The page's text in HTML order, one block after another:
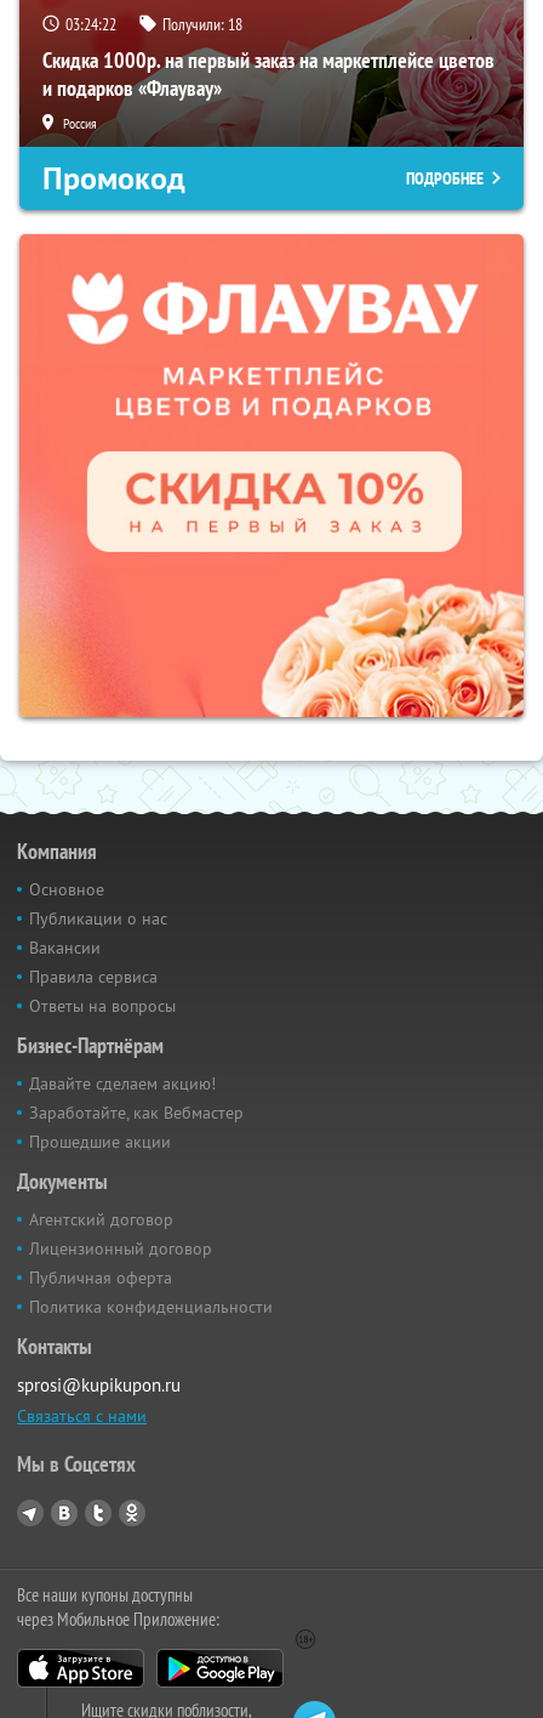
03:24:21 Получили: 18
Скидка 1000р. на первый заказ на маркетплейсе цветов
и подарков «Флаувау»
Россия
Промокод ПОДРОБНЕЕ
Компания
Основное
Публикации о нас
Вакансии
Правила сервиса
Ответы на вопросы
Бизнес-Партнёрам
Давайте сделаем акцию!
Заработайте, как Вебмастер
Прошедшие акции
Документы
Агентский договор
Лицензионный договор
Публичная оферта
Политика конфиденциальности
Контакты
sprosi@kupikupon.ru
Связаться с нами
Мы в Соцсетях
Все наши купоны доступны
через Мобильное Приложение:
Ищите скидки поблизости,